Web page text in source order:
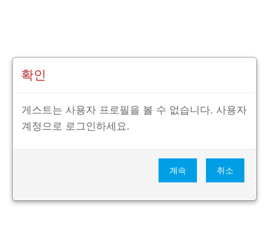
확인
게스트는 사용자 프로필을 볼 수 없습니다. 사용자
계정으로 로그인하세요.